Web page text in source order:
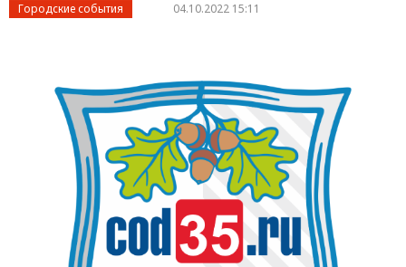
Городские события 04.10.2022 15:11